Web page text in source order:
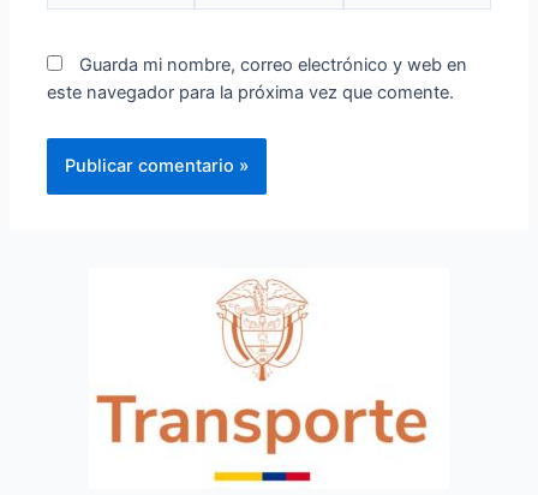
Guarda mi nombre, correo electrónico y web en
este navegador para la próxima vez que comente.